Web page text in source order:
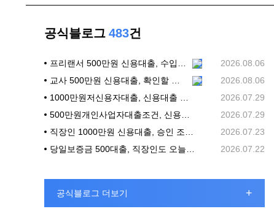
공식블로그 483건
프리랜서 500만원 신용대출, 수입 흐름과 상환 계획부터 살피기
2026.08.06
교사 500만원 신용대출, 확인할 기준부터 차분히 정리하기
2026.08.06
1000만원저신용자대출, 신용대출 상담 전 확인할 조건
2026.07.29
500만원개인사업자대출조건, 신용대출 상담 전에 확인할 기준
2026.07.29
직장인 1000만원 신용대출, 승인 조건과 신청 전 체크리스트
2026.07.23
당일보증금 500대출, 직장인도 오늘 바로 가능할까?
2026.07.22
공식블로그 더보기 +